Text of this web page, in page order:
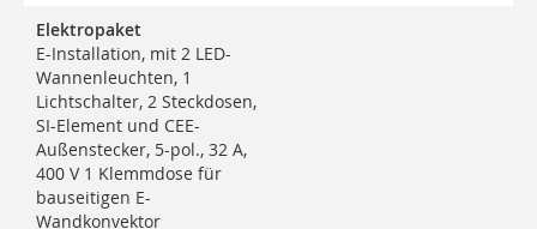
Elektropaket
E-Installation, mit 2 LED-
Wannenleuchten, 1
Lichtschalter, 2 Steckdosen,
SI-Element und CEE-
Außenstecker, 5-pol., 32 A,
400 V 1 Klemmdose für
bauseitigen E-
Wandkonvektor